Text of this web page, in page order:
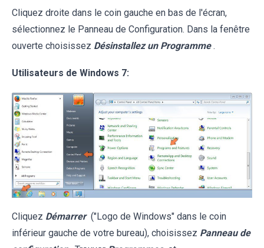
Cliquez droite dans le coin gauche en bas de l'écran,
sélectionnez le Panneau de Configuration. Dans la fenêtre
ouverte choisissez Désinstallez un Programme .
Utilisateurs de Windows 7:
Cliquez Démarrer ("Logo de Windows" dans le coin
inférieur gauche de votre bureau), choisissez Panneau de